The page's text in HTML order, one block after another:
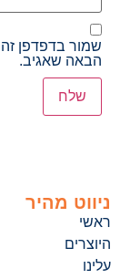
שמור בדפדפן
הבאה שאגיב.
ניווט מהיר
ראשי
היוצרים
עלינו